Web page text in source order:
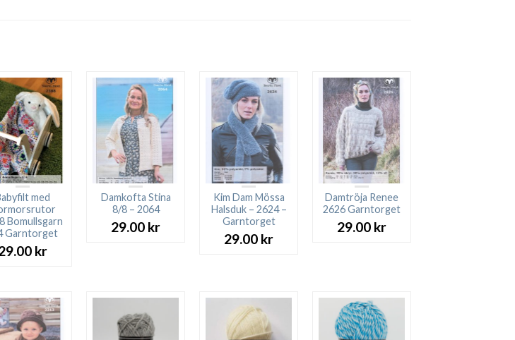
med
Bomullsgarn
Garntorget
kr
Damkofta Stina
8/8 – 2064
29.00 kr
Kim Dam Mössa
Halsduk – 2624 –
Garntorget
29.00 kr
Damtröja Renee
2626 Garntorget
29.00 kr